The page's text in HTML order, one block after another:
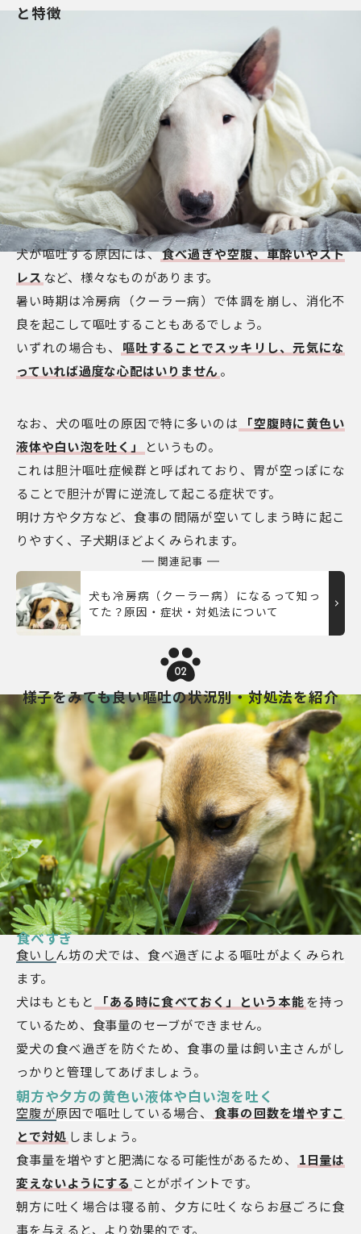
と特徴
犬が嘔吐する原因には、食べ過ぎや空腹、車酔いやスト
レス など、様々なものがあります。
暑い時期は冷房病（クーラー病）で体調を崩し、消化不
良を起こして嘔吐することもあるでしょう。
いずれの場合も、
嘔吐することでスッキリし、元気にな
っていれば過度な心配はいりません 。
なお、犬の嘔吐の原因で特に多いのは
「空腹時に黄色い
液体や白い泡を吐く」
というもの。
これは胆汁嘔吐症候群と呼ばれており、胃が空っぽにな
ることで胆汁が胃に逆流して起こる症状です。
明け方や夕方など、食事の間隔が空いてしまう時に起こ
りやすく、子犬期ほどよくみられます。
関連記事
犬も冷房病（クーラー病）になるって知っ
てた？原因・症状・対処法について
02
様子をみても良い嘔吐の状況別・対処法を紹介
食べすぎ
食いしん坊の犬では、食べ過ぎによる嘔吐がよくみられ
ます。
犬はもともと
「ある時に食べておく」という本能を持っ
ているため、食事量のセーブができません。
愛犬の食べ過ぎを防ぐため、食事の量は飼い主さんがし
っかりと管理してあげましょう。
朝方や夕方の黄色い液体や白い泡を吐く
空腹が原因で嘔吐している場合、 食事の回数を増やすこ
とで対処 しましょう。
食事量を増やすと肥満になる可能性があるため、
1日量は
変えないようにする ことがポイントです。
朝方に吐く場合は寝る前、夕方に吐くならお昼ごろに食
事を与えると、より効果的です。